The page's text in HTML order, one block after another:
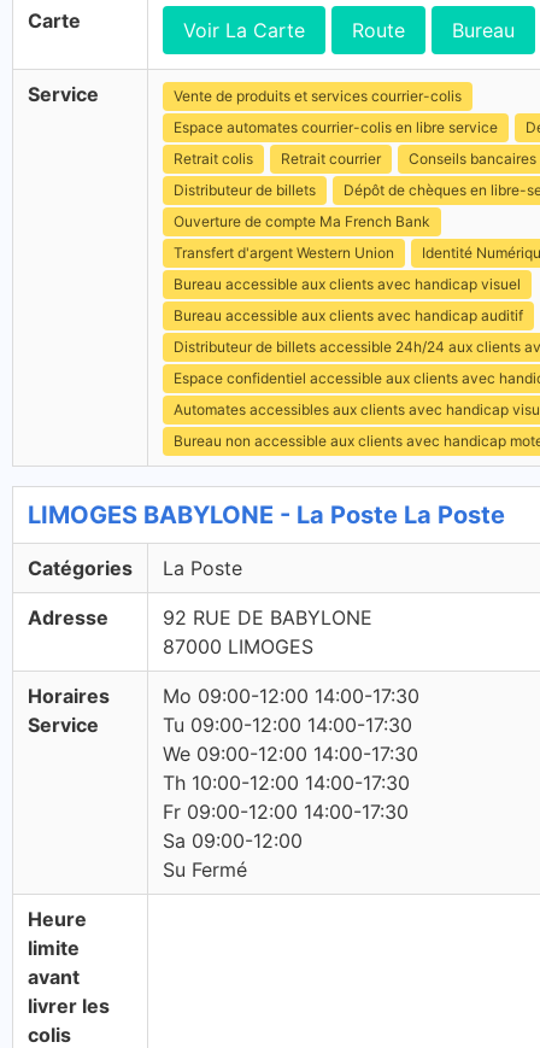
Carte Voir La Carte Route Bureau
Service
Vente de produits et services courrier-colis
Espace automates courrier-colis en libre service
Retrait colis
Retrait courrier
Conseils bancaires
Distributeur de billets
Dépôt de chèques en libre-
Ouverture de compte Ma French Bank
Transfert d'argent Western Union
Identité
Bureau accessible aux clients avec handicap visuel
Bureau accessible aux clients avec handicap auditif
Distributeur de billets accessible 24h/24 aux clients
Espace confidentiel accessible aux clients avec
Automates accessibles aux clients avec handicap
Bureau non accessible aux clients avec handicap
LIMOGES BABYLONE - La Poste La Poste
Catégories La Poste
Adresse
92 RUE DE BABYLONE
87000 LIMOGES
Horaires
Service
Mo 09:00-12:00 14:00-17:30
Tu 09:00-12:00 14:00-17:30
We 09:00-12:00 14:00-17:30
Th 10:00-12:00 14:00-17:30
Fr 09:00-12:00 14:00-17:30
Sa 09:00-12:00
Su Fermé
Heure
limite
avant
livrer les
colis